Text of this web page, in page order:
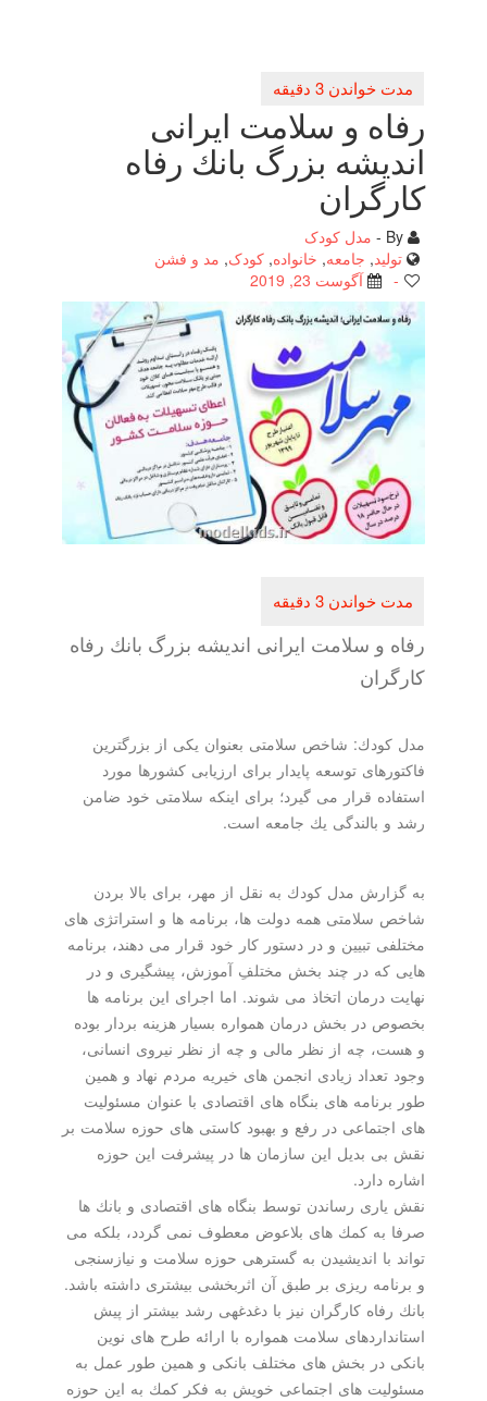
رفاه و سلامت ایرانی
اندیشه بزرگ بانك رفاه
كارگران
مدل کودک
جامعه,خانواده, کودک,مد و فشن
آگوست 23, 2019
رفاه و سلامت ایرانی اندیشه بزرگ بانك رفاه
كارگران
مدل كودك: شاخص سلامتی بعنوان یكی از بزرگترین
فاكتورهای توسعه پایدار برای ارزیابی كشورها مورد
استفاده قرار می گیرد؛ برای اینكه سلامتی خود ضامن
رشد و بالندگی یك جامعه است.
به گزارش مدل كودك به نقل از مهر، برای بالا بردن
شاخص سلامتی همه دولت ها، برنامه ها و استراتژی های
مختلفی تبیین و در دستور كار خود قرار می دهند، برنامه
هایی كه در چند بخش مختلفِ آموزش، پیشگیری و در
نهایت درمان اتخاذ می­ شوند. اما اجرای این برنامه ها
بخصوص در بخش درمان همواره بسیار هزینه بردار بوده
و هست، چه از نظر مالی و چه از نظر نیروی انسانی،
وجود تعداد زیادی انجمن های خیریه مردم نهاد و همین
طور برنامه های بنگاه های اقتصادی با عنوان مسئولیت
های اجتماعی در رفع و بهبود كاستی های حوزه سلامت بر
نقش بی بدیل این سازمان ها در پیشرفت این حوزه
اشاره دارد.
نقش یاری رساندن توسط بنگاه های اقتصادی و بانك ها
صرفا به كمك های بلاعوض معطوف نمی گردد، بلكه می
تواند با اندیشیدن به گستره­ی حوزه سلامت و نیازسنجی
و برنامه ریزی بر طبق آن اثربخشی بیشتری داشته باشد.
بانك رفاه كارگران نیز با دغدغه­ی رشد بیشتر از پیش
استانداردهای سلامت همواره با ارائه طرح های نوین
بانكی در بخش های مختلف بانكی و همین طور عمل به
مسئولیت های اجتماعی خویش به فكر كمك به این حوزه